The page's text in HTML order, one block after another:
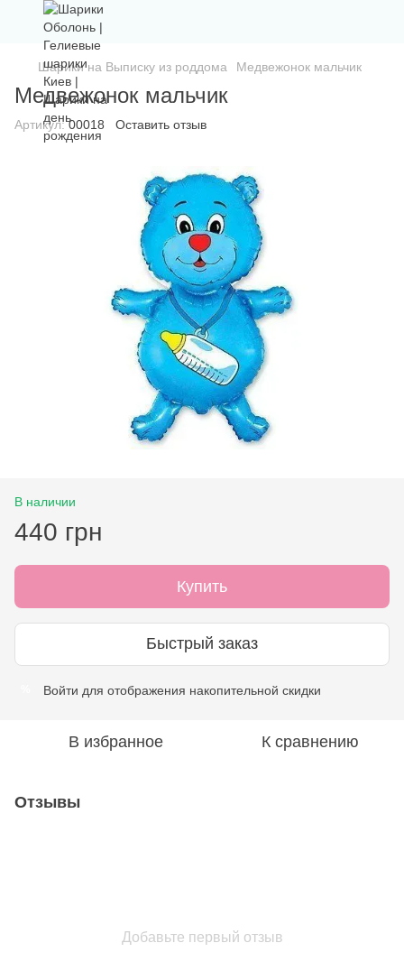
Шарики на Выписку из роддома Медвежонок мальчик
Медвежонок мальчик
Артикул:00018 Оставить отзыв
В наличии
440 грн
Купить
Быстрый заказ
Войти для отображения накопительной скидки
В избранное К сравнению
Отзывы
Добавьте первый отзыв